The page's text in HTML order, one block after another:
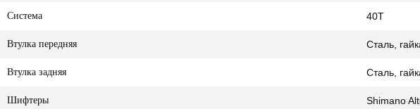
Система 40Т
Втулка передняя Сталь,
Втулка задняя Сталь,
Шифтеры Shimano